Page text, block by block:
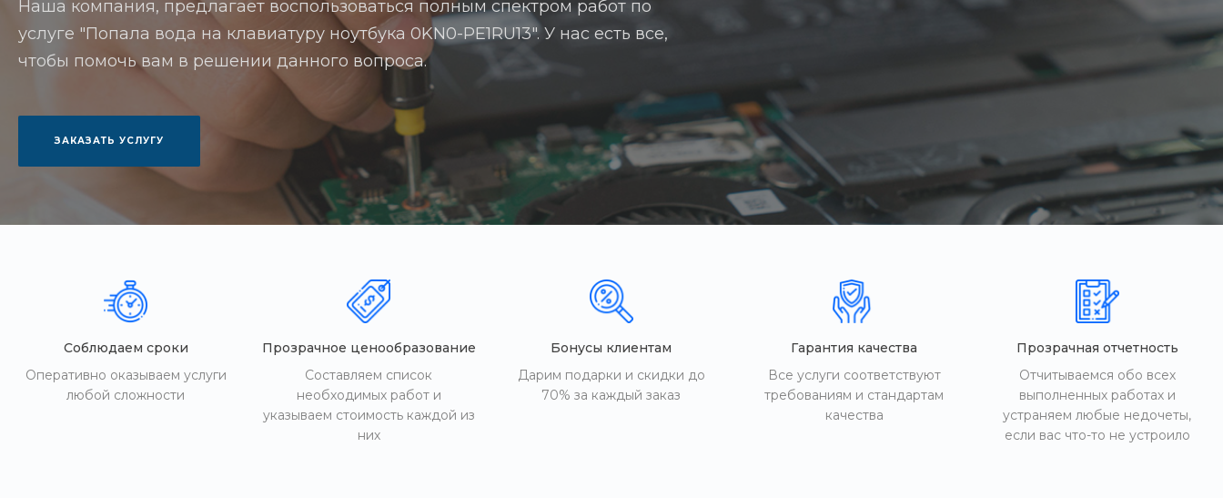
Наша компания, предлагает воспользоваться полным спектром работ по
услуге "Попала вода на клавиатуру ноутбука 0KN0-PE1RU13". У нас есть все,
чтобы помочь вам в решении данного вопроса.
ЗАКАЗАТЬ УСЛУГУ
Соблюдаем сроки
Оперативно оказываем услуги
любой сложности
Прозрачное ценообразование
Составляем список
необходимых работ и
указываем стоимость каждой из
них
Бонусы клиентам
Дарим подарки и скидки до
70% за каждый заказ
Гарантия качества
Все услуги соответствуют
требованиям и стандартам
качества
Прозрачная отчетность
Отчитываемся обо всех
выполненных работах и
устраняем любые недочеты,
если вас что-то не устроило